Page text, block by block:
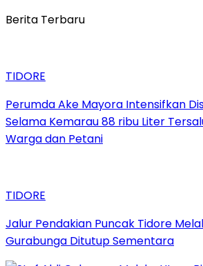
Berita Terbaru
TIDORE
Perumda Ake Mayora Intensifkan
Selama Kemarau 88 ribu Liter
Warga dan Petani
TIDORE
Jalur Pendakian Puncak Tidore
Gurabunga Ditutup Sementara